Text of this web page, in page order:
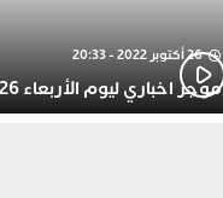
26 أكتوبر 2022 - 20:33
موجز اخباري ليوم الأربعاء 26 أكتوبر 2022